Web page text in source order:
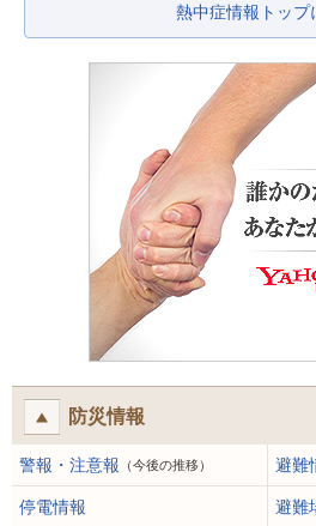
熱中症情報トップ
防災情報
警報・注意報 （今後の推移） 避難
停電情報
避難